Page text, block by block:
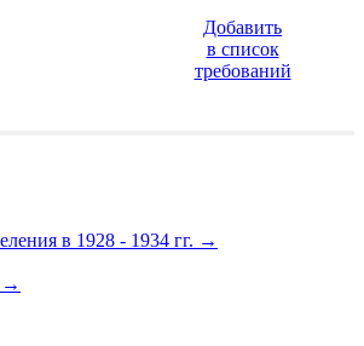
Добавить
в список
требований
в 1928 - 1934 гг. →
→